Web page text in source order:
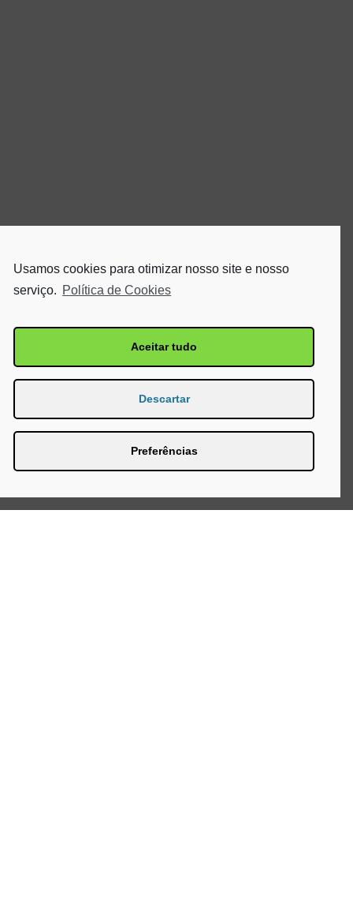
Usamos cookies para otimizar nosso site e nosso
serviço. Política de Cookies
Aceitar tudo
Descartar
Preferências